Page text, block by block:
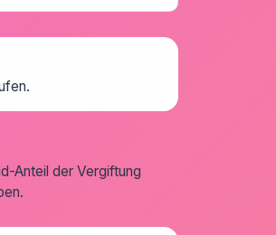
Anteil der Vergiftung